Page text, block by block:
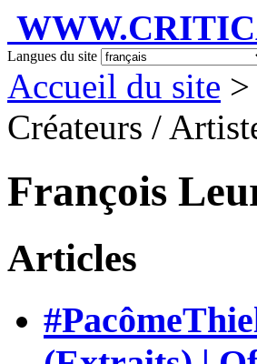
Langues du site
Accueil du site
Créateurs /
François
Articles